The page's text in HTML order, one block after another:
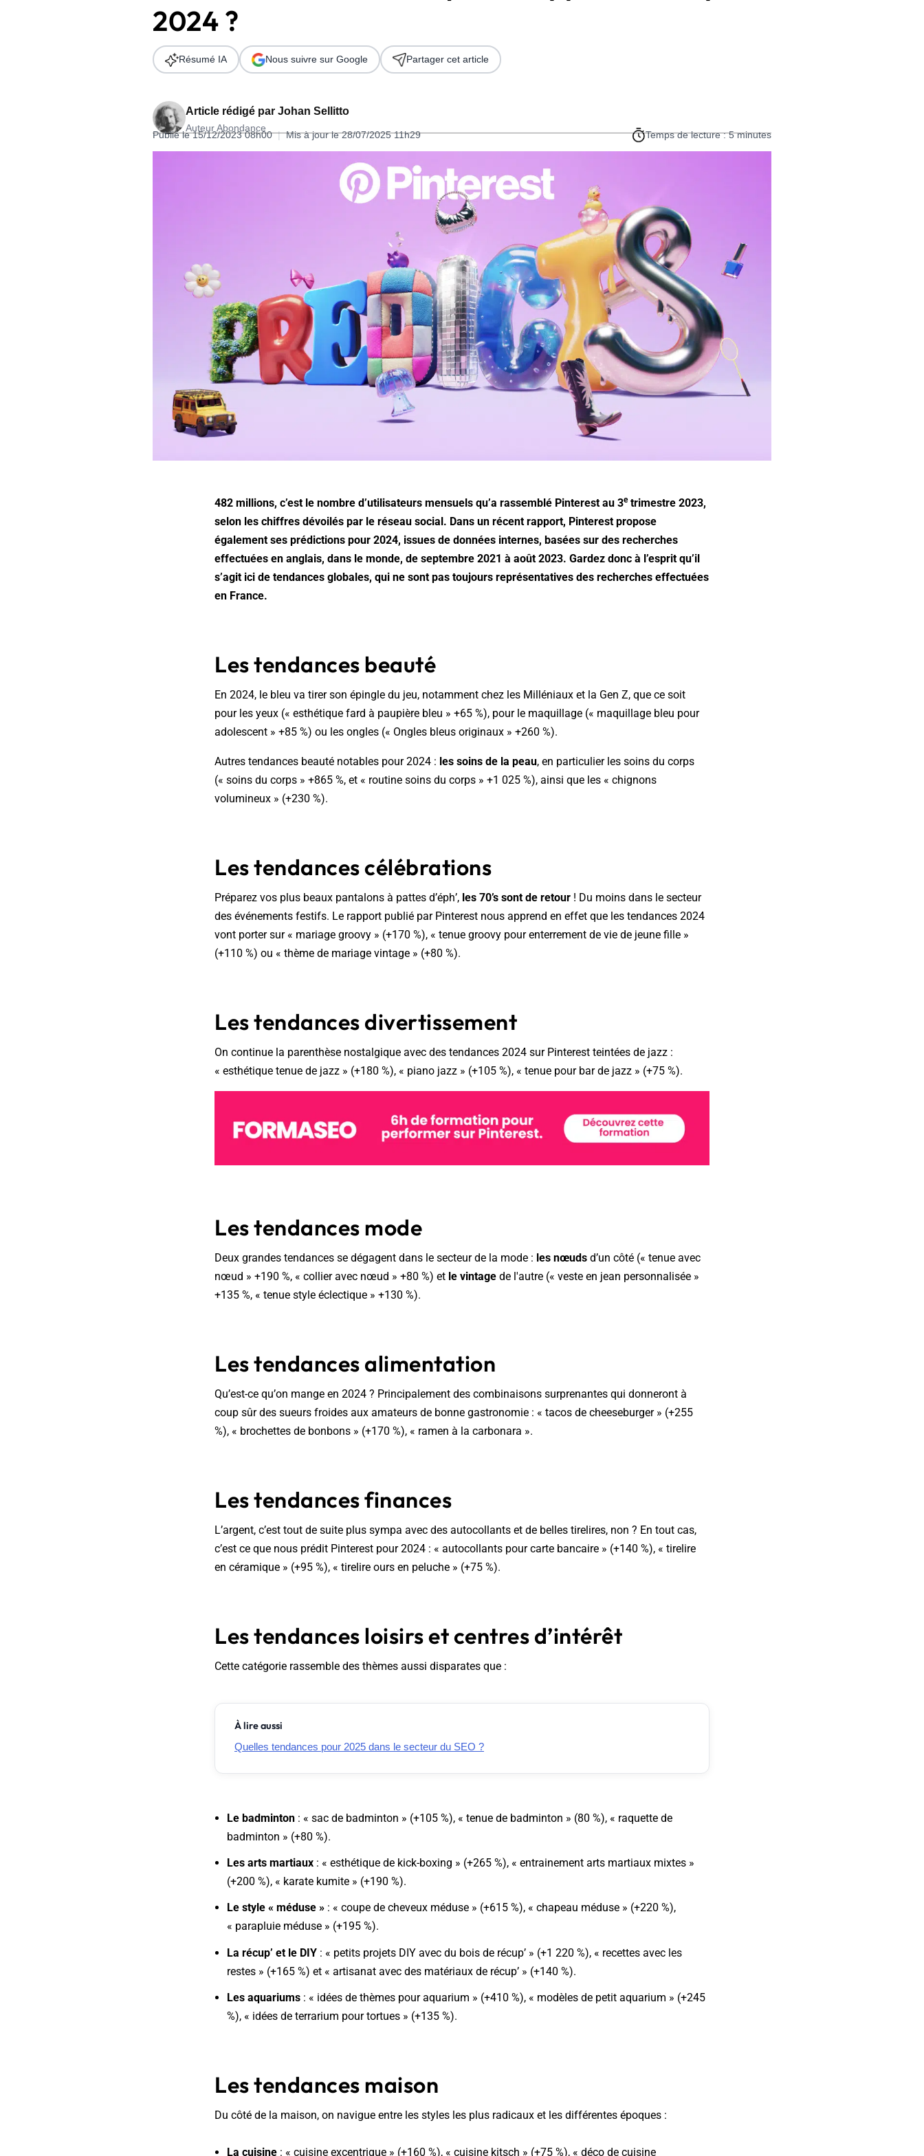
Télécharger l'Ebook
Formation SEO & GEO - Edition 2026
2024 ?
Article rédigé par Johan Sellitto
Auteur Abondance
Publié le 15/12/2023 08h00 | Mis à jour le 28/07/2025 11h29 Temps de lecture : 5 minutes
Résumé IA Nous suivre sur Google Partager cet article
482 millions, c’est le nombre d’utilisateurs mensuels qu’a rassemblé Pinterest au 3etrimestre 2023,
selon les chiffres dévoilés par le réseau social. Dans un récent rapport, Pinterest propose
également ses prédictions pour 2024, issues de données internes, basées sur des recherches
effectuées en anglais, dans le monde, de septembre 2021 à août 2023. Gardez donc à l’esprit qu’il
s’agit ici de tendances globales, qui ne sont pas toujours représentatives des recherches effectuées
en France.
Les tendances beauté
En 2024, le bleu va tirer son épingle du jeu, notamment chez les Milléniaux et la Gen Z, que ce soit
pour les yeux (« esthétique fard à paupière bleu » +65 %), pour le maquillage (« maquillage bleu pour
adolescent » +85 %) ou les ongles (« Ongles bleus originaux » +260 %).
Autres tendances beauté notables pour 2024 : les soins de la peau, en particulier les soins du corps
(« soins du corps » +865 %, et « routine soins du corps » +1 025 %), ainsi que les « chignons
volumineux » (+230 %).
Les tendances célébrations
Préparez vos plus beaux pantalons à pattes d’éph’, les 70’s sont de retour ! Du moins dans le secteur
des événements festifs. Le rapport publié par Pinterest nous apprend en effet que les tendances 2024
vont porter sur « mariage groovy » (+170 %), « tenue groovy pour enterrement de vie de jeune fille »
(+110 %) ou « thème de mariage vintage » (+80 %).
Les tendances divertissement
On continue la parenthèse nostalgique avec des tendances 2024 sur Pinterest teintées de jazz :
« esthétique tenue de jazz » (+180 %), « piano jazz » (+105 %), « tenue pour bar de jazz » (+75 %).
Les tendances mode
Deux grandes tendances se dégagent dans le secteur de la mode : les nœuds d’un côté (« tenue avec
nœud » +190 %, « collier avec nœud » +80 %) et le vintage de l'autre (« veste en jean personnalisée »
+135 %, « tenue style éclectique » +130 %).
Les tendances alimentation
Qu’est-ce qu’on mange en 2024 ? Principalement des combinaisons surprenantes qui donneront à
coup sûr des sueurs froides aux amateurs de bonne gastronomie : « tacos de cheeseburger » (+255
%), « brochettes de bonbons » (+170 %), « ramen à la carbonara ».
Les tendances finances
L’argent, c’est tout de suite plus sympa avec des autocollants et de belles tirelires, non ? En tout cas,
c’est ce que nous prédit Pinterest pour 2024 : « autocollants pour carte bancaire » (+140 %), « tirelire
en céramique » (+95 %), « tirelire ours en peluche » (+75 %).
Les tendances loisirs et centres d’intérêt
Cette catégorie rassemble des thèmes aussi disparates que :
À lire aussi
Quelles tendances pour 2025 dans le secteur du SEO ?
Le badminton : « sac de badminton » (+105 %), « tenue de badminton » (80 %), « raquette de
badminton » (+80 %).
Les arts martiaux : « esthétique de kick-boxing » (+265 %), « entrainement arts martiaux mixtes »
(+200 %), « karate kumite » (+190 %).
Le style « méduse » : « coupe de cheveux méduse » (+615 %), « chapeau méduse » (+220 %),
« parapluie méduse » (+195 %).
La récup’ et le DIY : « petits projets DIY avec du bois de récup’ » (+1 220 %), « recettes avec les
restes » (+165 %) et « artisanat avec des matériaux de récup’ » (+140 %).
Les aquariums : « idées de thèmes pour aquarium » (+410 %), « modèles de petit aquarium » (+245
%), « idées de terrarium pour tortues » (+135 %).
Les tendances maison
Du côté de la maison, on navigue entre les styles les plus radicaux et les différentes époques :
La cuisine : « cuisine excentrique » (+160 %), « cuisine kitsch » (+75 %), « déco de cuisine